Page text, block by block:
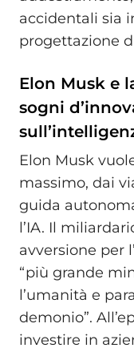
accidentali sia
progettazione
Elon Musk e
sogni
Elon Musk
massimo, dai
guida
l’IA. Il
avversione per
“più grande
l’umanità e
demonio”.
investire in